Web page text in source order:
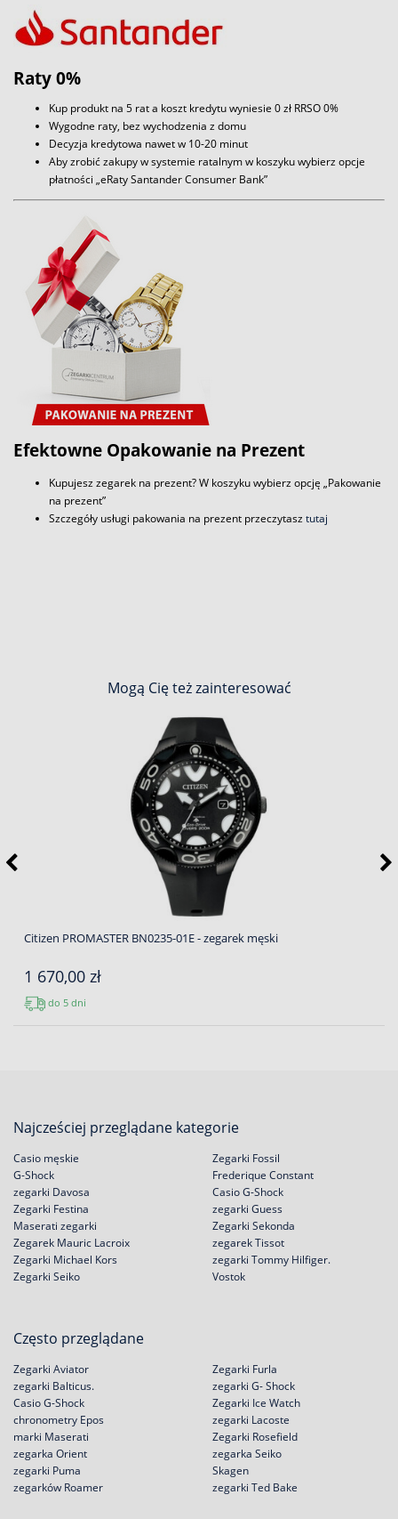
Raty 0%
Kup produkt na 5 rat a koszt kredytu wyniesie 0 zł RRSO 0%
Wygodne raty, bez wychodzenia z domu
Decyzja kredytowa nawet w 10-20 minut
Aby zrobić zakupy w systemie ratalnym w koszyku wybierz opcje
płatności „eRaty Santander Consumer Bank”
Efektowne Opakowanie na Prezent
Kupujesz zegarek na prezent? W koszyku wybierz opcję „Pakowanie
na prezent”
Szczegóły usługi pakowania na prezent przeczytasztutaj
Mogą Cię też zainteresować
Citizen PROMASTER BN0235-01E - zegarek męski
1 670,00 zł
do 5 dni
Najcześciej przeglądane kategorie
Casio męskie
G-Shock
zegarki Davosa
Zegarki Festina
Zegarki Fossil
Frederique Constant
Casio G-Shock
zegarki Guess
Maserati zegarki
Zegarek Mauric Lacroix
Zegarki Michael Kors
Zegarki Seiko
Zegarki Sekonda
zegarek Tissot
zegarki Tommy Hilfiger.
Vostok
Często przeglądane
Zegarki Aviator
zegarki Balticus.
Casio G-Shock
chronometry Epos
Zegarki Furla
zegarki G- Shock
Zegarki Ice Watch
zegarki Lacoste
marki Maserati
zegarka Orient
zegarki Puma
zegarków Roamer
Zegarki Rosefield
zegarka Seiko
Skagen
zegarki Ted Bake